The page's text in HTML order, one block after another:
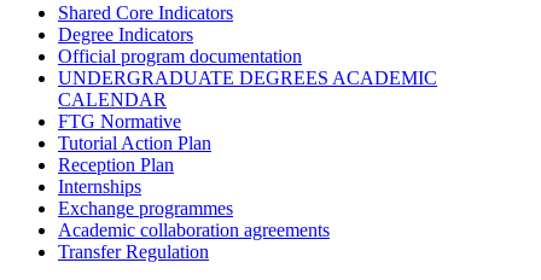
Shared Core Indicators
Degree Indicators
Official program documentation
UNDERGRADUATE DEGREES ACADEMIC
CALENDAR
FTG Normative
Tutorial Action Plan
Reception Plan
Internships
Exchange programmes
Academic collaboration agreements
Transfer Regulation